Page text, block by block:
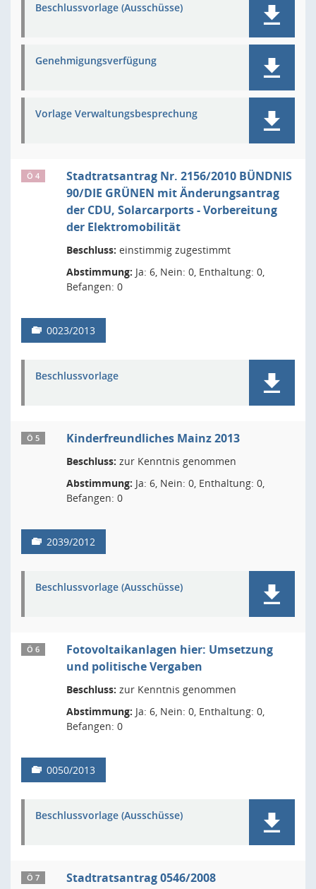
Beschlussvorlage (Ausschüsse)
Genehmigungsverfügung
Vorlage Verwaltungsbesprechung
Ö 4
Stadtratsantrag Nr. 2156/2010 BÜNDNIS
90/DIE GRÜNEN mit Änderungsantrag
der CDU, Solarcarports - Vorbereitung
der Elektromobilität
Beschluss: einstimmig zugestimmt
Abstimmung: Ja: 6, Nein: 0, Enthaltung: 0,
Befangen: 0
0023/2013
Beschlussvorlage
Ö 5 Kinderfreundliches Mainz 2013
Beschluss: zur Kenntnis genommen
Abstimmung: Ja: 6, Nein: 0, Enthaltung: 0,
Befangen: 0
2039/2012
Beschlussvorlage (Ausschüsse)
Ö 6
Fotovoltaikanlagen hier: Umsetzung
und politische Vergaben
Beschluss: zur Kenntnis genommen
Abstimmung: Ja: 6, Nein: 0, Enthaltung: 0,
Befangen: 0
0050/2013
Beschlussvorlage (Ausschüsse)
Ö 7
Stadtratsantrag 0546/2008